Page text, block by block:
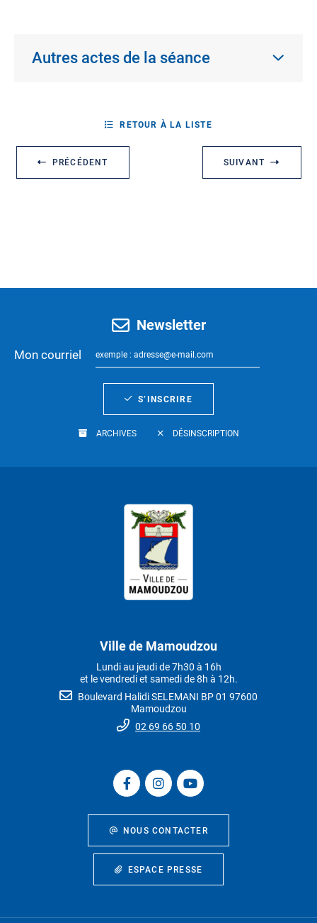
Autres actes de la séance
PRÉCÉDENT
RETOUR À LA LISTE
SUIVANT
Newsletter
Mon courriel
S’INSCRIRE
ARCHIVES DÉSINSCRIPTION
Ville de Mamoudzou
Lundi au jeudi de 7h30 à 16h
et le vendredi et samedi de 8h à 12h.
Boulevard Halidi SELEMANI BP 01 97600
Mamoudzou
02 69 66 50 10
NOUS CONTACTER
ESPACE PRESSE